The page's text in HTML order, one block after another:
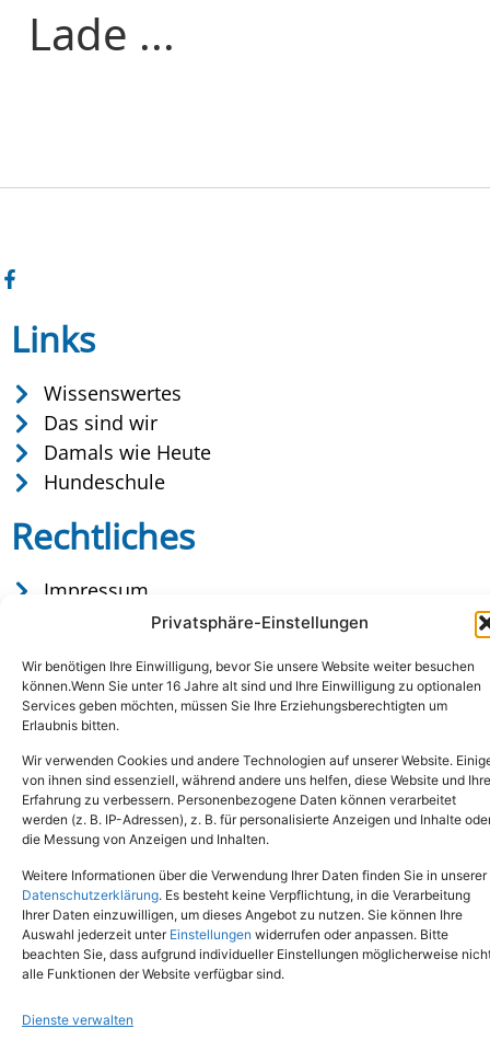
Privatsphäre-Einstellungen
Wir benötigen Ihre Einwilligung, bevor Sie unsere Website weiter besuchen
können.Wenn Sie unter 16 Jahre alt sind und Ihre Einwilligung zu optionalen
Services geben möchten, müssen Sie Ihre Erziehungsberechtigten um
Erlaubnis bitten.
Wir verwenden Cookies und andere Technologien auf unserer Website.
von ihnen sind essenziell, während andere uns helfen, diese Website und Ihre
Erfahrung zu verbessern. Personenbezogene Daten können verarbeitet
werden (z. B. IP-Adressen), z. B. für personalisierte Anzeigen und Inhalte
die Messung von Anzeigen und Inhalten.
Weitere Informationen über die Verwendung Ihrer Daten finden Sie in unserer
Datenschutzerklärung. Es besteht keine Verpflichtung, in die Verarbeitung
Ihrer Daten einzuwilligen, um dieses Angebot zu nutzen. Sie können Ihre
Auswahl jederzeit unter Einstellungen widerrufen oder anpassen. Bitte
beachten Sie, dass aufgrund individueller Einstellungen möglicherweise
alle Funktionen der Website verfügbar sind.
Dienste verwalten
Lade ...
Links
Wissenswertes
Das sind wir
Damals wie Heute
Hundeschule
Rechtliches
Impressum
Datenschutz
Copyright © 2024. Alle Rechte vorbehalten.
Tel.: (02651) - 77438info@tierheim-mayen.de
In der Pluns 1, 56727 Mayen